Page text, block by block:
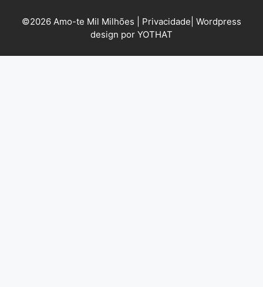
©2026 Amo-te Mil Milhões | Privacidade Wordpress
design por YOTHAT